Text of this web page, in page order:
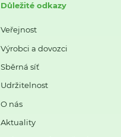
Důležité odkazy
Veřejnost
Výrobci a dovozci
Sběrná síť
Udržitelnost
O nás
Aktuality